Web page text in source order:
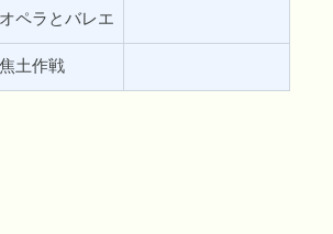
オペラとバレエ
焦土作戦